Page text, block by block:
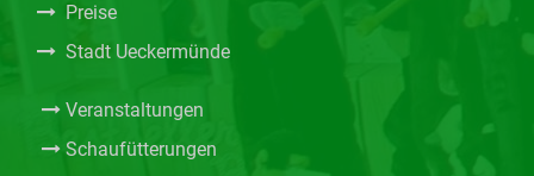
Preise
Stadt Ueckermünde
Veranstaltungen
Schaufütterungen